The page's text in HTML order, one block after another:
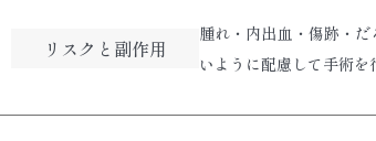
リスクと副作用
腫れ・内出血・傷跡・
いように配慮して手術を